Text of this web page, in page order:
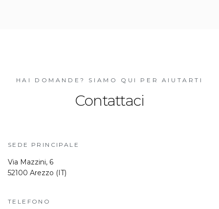
HAI DOMANDE? SIAMO QUI PER AIUTARTI
Contattaci
SEDE PRINCIPALE
Via Mazzini, 6
52100 Arezzo (IT)
TELEFONO